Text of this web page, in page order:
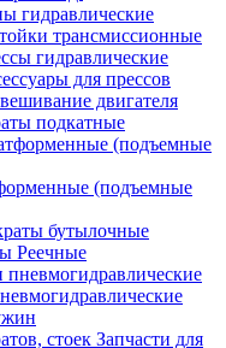
гидравлические
трансмиссионные
гидравлические
для прессов
двигателя
подкатные
(подъемные
бутылочные
Реечные
Запчасти для